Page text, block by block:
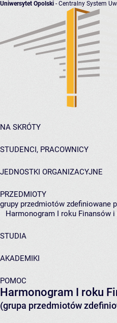
Uniwersytet Opolski - Centralny System
NA SKRÓTY
STUDENCI, PRACOWNICY
JEDNOSTKI ORGANIZACYJNE
PRZEDMIOTY
grupy przedmiotów zdefiniowane
Harmonogram I roku Finansów
STUDIA
AKADEMIKI
POMOC
Harmonogram I roku
(grupa przedmiotów